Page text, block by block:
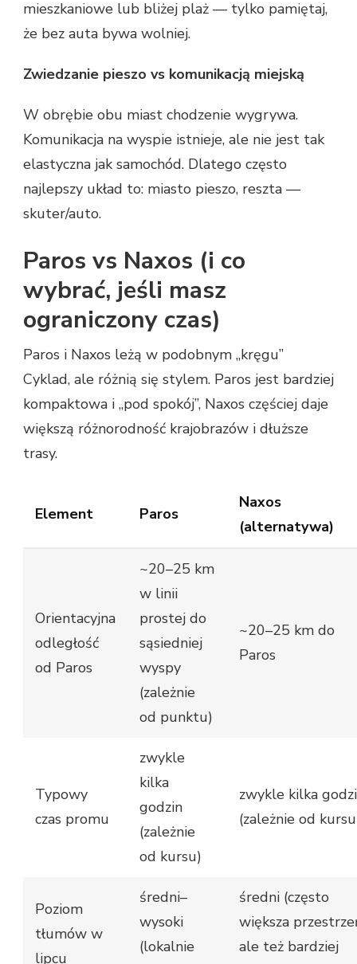
mieszkaniowe lub bliżej plaż — tylko pamiętaj,
że bez auta bywa wolniej.
Zwiedzanie pieszo vs komunikacją miejską
W obrębie obu miast chodzenie wygrywa.
Komunikacja na wyspie istnieje, ale nie jest tak
elastyczna jak samochód. Dlatego często
najlepszy układ to: miasto pieszo, reszta —
skuter/auto.
Paros vs Naxos (i co
wybrać, jeśli masz
ograniczony czas)
Paros i Naxos leżą w podobnym „kręgu”
Cyklad, ale różnią się stylem. Paros jest bardziej
kompaktowa i „pod spokój”, Naxos częściej daje
większą różnorodność krajobrazów i dłuższe
trasy.
Element Paros
Naxos
(alternatywa)
Orientacyjna
odległość
od Paros
~20–25 km
w linii
prostej do
sąsiedniej
wyspy
(zależnie
od punktu)
~20–25 km do
Paros
Typowy
czas promu
zwykle
kilka
godzin
(zależnie
od kursu)
zwykle kilka
(zależnie od
Poziom
tłumów w
lipcu
średni–
wysoki
(lokalnie
średni (często
większa
ale też bardziej